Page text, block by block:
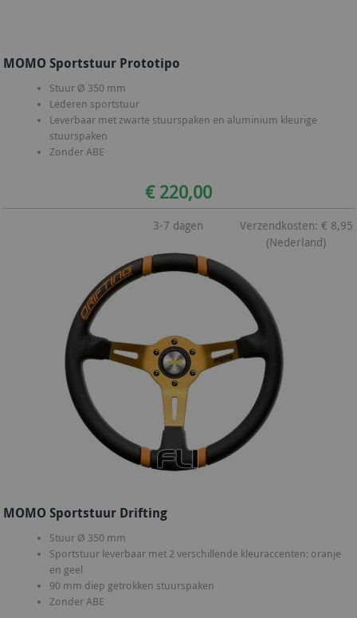
MOMO Sportstuur Prototipo
Stuur Ø 350 mm
Lederen sportstuur
Leverbaar met zwarte stuurspaken en aluminium kleurige
stuurspaken
Zonder ABE
€ 220,00
3-7 dagen
Verzendkosten: € 8,95
(Nederland)
MOMO Sportstuur Drifting
Stuur Ø 350 mm
Sportstuur leverbaar met 2 verschillende kleuraccenten: oranje
en geel
90 mm diep getrokken stuurspaken
Zonder ABE